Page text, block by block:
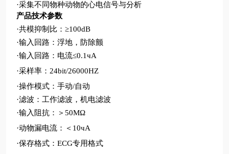
·采集不同物种动物的心电信号与分析
产品技术参数
·共模抑制比： ≥100dB
·输入回路：浮地，防除颤
·输入回路：电流≤0.1чA
·采样率： 24bit/26000HZ
·操作模式：手动/自动
·滤波：工作滤波，机电滤波
·输入阻抗：＞ 50MΩ
·动物漏电流：＜ 10чA
·保存格式： ECG专用格式